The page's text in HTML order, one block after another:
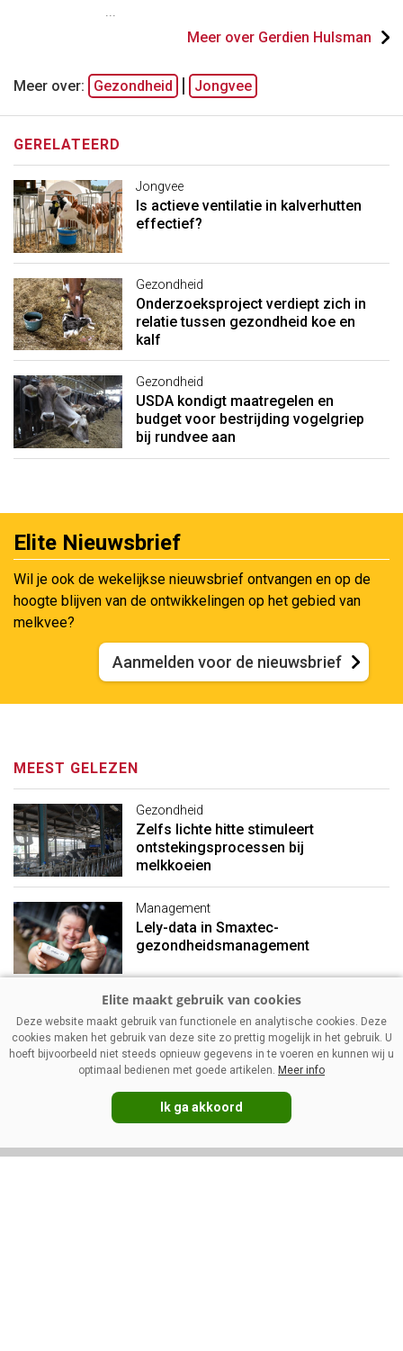
...
Meer over Gerdien Hulsman
Meer over: Gezondheid Jongvee
GERELATEERD
Jongvee
Is actieve ventilatie in kalverhutten
effectief?
Gezondheid
Onderzoeksproject verdiept zich in
relatie tussen gezondheid koe en
kalf
Gezondheid
USDA kondigt maatregelen en
budget voor bestrijding vogelgriep
bij rundvee aan
Elite Nieuwsbrief
Wil je ook de wekelijkse nieuwsbrief ontvangen en op de
hoogte blijven van de ontwikkelingen op het gebied van
melkvee?
Aanmelden voor de nieuwsbrief
MEEST GELEZEN
Gezondheid
Zelfs lichte hitte stimuleert
ontstekingsprocessen bij
melkkoeien
Management
Lely-data in Smaxtec-
gezondheidsmanagement
Management
Mager melkpoeder: stevigere
prijzen ondanks vakantietijd
Deze website maakt gebruik van functionele en analytische cookies. Deze
cookies maken het gebruik van deze site zo prettig mogelijk in het gebruik. U
hoeft bijvoorbeeld niet steeds opnieuw gegevens in te voeren en kunnen wij u
optimaal bedienen met goede artikelen. Meer info
Ik ga akkoord